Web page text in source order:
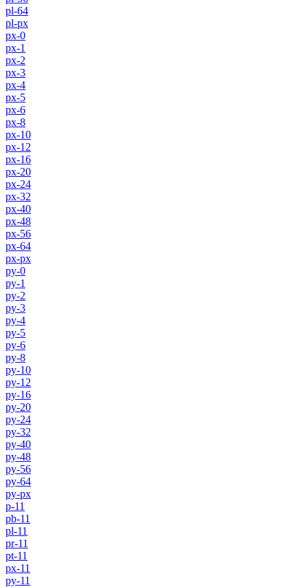
pl-64
pl-px
px-0
px-1
px-2
px-3
px-4
px-5
px-6
px-8
px-10
px-12
px-16
px-20
px-24
px-32
px-40
px-48
px-56
px-64
px-px
py-0
py-1
py-2
py-3
py-4
py-5
py-6
py-8
py-10
py-12
py-16
py-20
py-24
py-32
py-40
py-48
py-56
py-64
py-px
p-11
pb-11
pl-11
pr-11
pt-11
px-11
py-11